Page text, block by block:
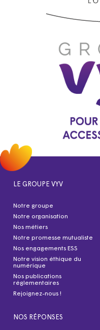
LE GROUPE VYV
Notre groupe
Notre organisation
Nos métiers
Notre promesse mutualiste
Nos engagements ESS
Notre vision éthique du
numérique
Nos publications
réglementaires
Rejoignez-nous !
NOS RÉPONSES